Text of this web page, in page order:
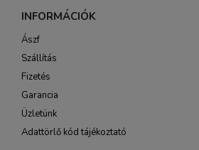
INFORMÁCIÓK
Ászf
Szállítás
Fizetés
Garancia
Üzletünk
Adattörlő kód tájékoztató